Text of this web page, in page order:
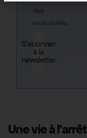
des
exclusivités.
S'abonner
à la
newsletter
Une vie à l’arrêt